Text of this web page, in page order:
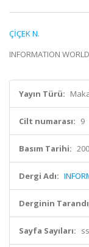
ÇİÇEK N.
INFORMATION
Yayın Türü:
Cilt numarası: 9
Basım Tarihi:
Dergi Adı:
Derginin
Sayfa Sayıları: